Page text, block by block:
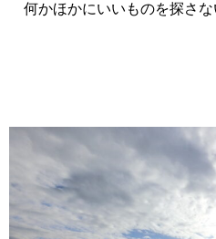
何かほかにいいものを探さな